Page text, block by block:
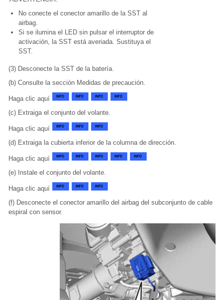
No conecte el conector amarillo de la SST al
airbag.
Si se ilumina el LED sin pulsar el interruptor de
activación, la SST está averiada. Sustituya el
SST.
(3) Desconecte la SST de la batería.
(b) Consulte la sección Medidas de precaución.
Haga clic aquí
(c) Extraiga el conjunto del volante.
Haga clic aquí
(d) Extraiga la cubierta inferior de la columna de dirección.
Haga clic aquí
(e) Instale el conjunto del volante.
Haga clic aquí
(f) Desconecte el conector amarillo del airbag del subconjunto de cable
espiral con sensor.